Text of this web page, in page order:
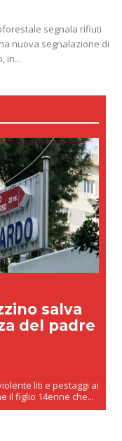
segnala rifiuti
nuova segnalazione di
in...
salva
del padre
liti e pestaggi ai
il figlio 14enne che...